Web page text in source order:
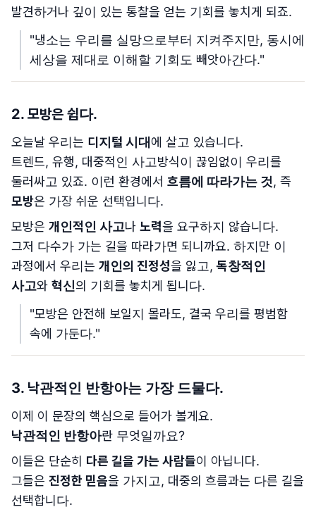
발견하거나 깊이 있는 통찰을 얻는 기회를 놓치게 되죠.
"냉소는 우리를 실망으로부터 지켜주지만, 동시에
세상을 제대로 이해할 기회도 빼앗아간다."
2. 모방은 쉽다.
오늘날 우리는 디지털 시대 에 살고 있습니다.
트렌드, 유행, 대중적인 사고방식이 끊임없이 우리를
둘러싸고 있죠. 이런 환경에서 흐름에 따라가는 것, 즉
모방은 가장 쉬운 선택입니다.
모방은 개인적인 사고나 노력을 요구하지 않습니다.
그저 다수가 가는 길을 따라가면 되니까요. 하지만 이
과정에서 우리는 개인의 진정성을 잃고,독창적인
사고와 혁신의 기회를 놓치게 됩니다.
"모방은 안전해 보일지 몰라도, 결국 우리를 평범함
속에 가둔다."
3. 낙관적인 반항아는 가장 드물다.
이제 이 문장의 핵심으로 들어가 볼게요.
낙관적인 반항아란 무엇일까요?
이들은 단순히 다른 길을 가는 사람들이 아닙니다.
그들은 진정한 믿음을 가지고, 대중의 흐름과는 다른 길을
선택합니다.